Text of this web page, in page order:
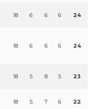
18 6 6 6 24
18 6 6 6 24
18 5 8 5 23
18 5 7 6 22